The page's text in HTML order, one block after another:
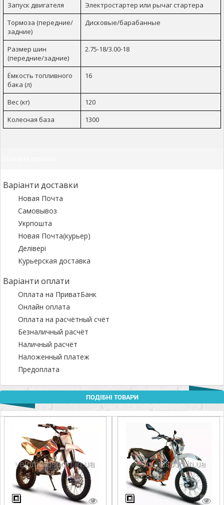
Запуск двигателя
Электростартер или рычаг стартера
Тормоза (передние/
задние)
Дисковые/барабанные
Размер шин
(передние/задние)
2.75-18/3.00-18
Ёмкость топливного
бака (л)
16
Вес (кг)
120
Колесная база
1300
Варіанти доставки
Новая Почта
Самовывоз
Укрпошта
Новая Почта(курьер)
Делівері
Курьерская доставка
Варіанти оплати
Оплата на ПриватБанк
Онлайн оплата
Оплата на расчётный счёт
Безналичный расчёт
Наличный расчёт
Наложенный платеж
Предоплата
ПОДІБНІ ТОВАРИ